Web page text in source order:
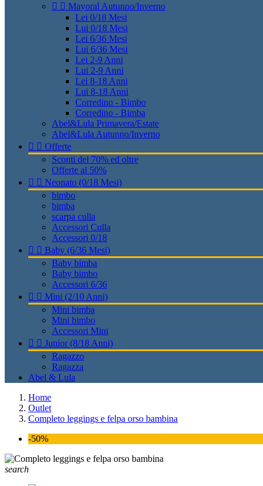
  Mayoral Autunno/Inverno
Lei 0/18 Mesi
Lui 0/18 Mesi
Lei 6/36 Mesi
Lui 6/36 Mesi
Lei 2-9 Anni
Lui 2-9 Anni
Lei 8-18 Anni
Lui 8-18 Anni
Corredino - Bimbo
Corredino - Bimba
Abel&Lula Primavera/Estate
Abel&Lula Autunno/Inverno
  Offerte
Sconti del 70% ed oltre
Offerte al 50%
  Neonato (0/18 Mesi)
bimbo
bimba
scarpa culla
Accessori Culla
Accessori 0/18
  Baby (6/36 Mesi)
Baby bimba
Baby bimbo
Accessori 6/36
  Mini (2/10 Anni)
Mini bimba
Mini bimbo
Accessori Mini
  Junior (8/18 Anni)
Ragazzo
Ragazza
Abel & Lula
Home
Outlet
Completo leggings e felpa orso bambina
-50%
search